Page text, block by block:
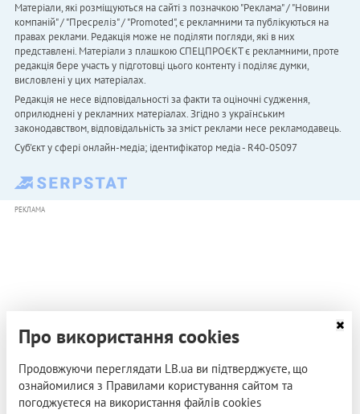
Матеріали, які розміщуються на сайті з позначкою "Реклама" / "Новини
компаній" / "Пресреліз" / "Promoted", є рекламними та публікуються на
правах реклами. Редакція може не поділяти погляди, які в них
представлені. Матеріали з плашкою СПЕЦПРОЄКТ є рекламними, проте
редакція бере участь у підготовці цього контенту і поділяє думки,
висловлені у цих матеріалах.
Редакція не несе відповідальності за факти та оціночні судження,
оприлюднені у рекламних матеріалах. Згідно з українським
законодавством, відповідальність за зміст реклами несе рекламодавець.
Cуб'єкт у сфері онлайн-медіа; ідентифікатор медіа - R40-05097
РЕКЛАМА
Про використання cookies
Продовжуючи переглядати LB.ua ви підтверджуєте, що
ознайомилися з Правилами користування сайтом та
погоджуєтеся на використання файлів cookies